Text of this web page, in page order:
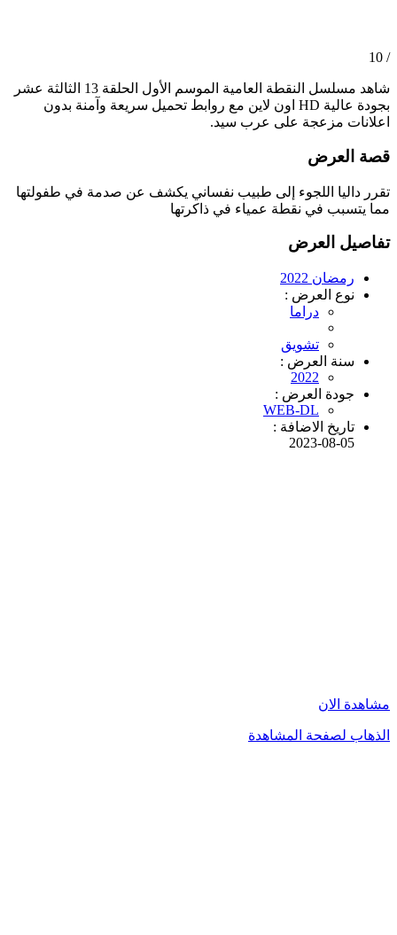
/ 10
شاهد مسلسل النقطة العامية الموسم الأول الحلقة 13 الثالثة عشر
بجودة عالية HD اون لاين مع روابط تحميل سريعة وآمنة بدون
اعلانات مزعجة على عرب سيد.
قصة العرض
تقرر داليا اللجوء إلى طبيب نفساني يكشف عن صدمة في طفولتها
مما يتسبب في نقطة عمياء في ذاكرتها
تفاصيل العرض
رمضان 2022
نوع العرض :
دراما
تشويق
سنة العرض :
2022
جودة العرض :
WEB-DL
تاريخ الاضافة :
2023-08-05
مشاهدة الان
الذهاب لصفحة المشاهدة